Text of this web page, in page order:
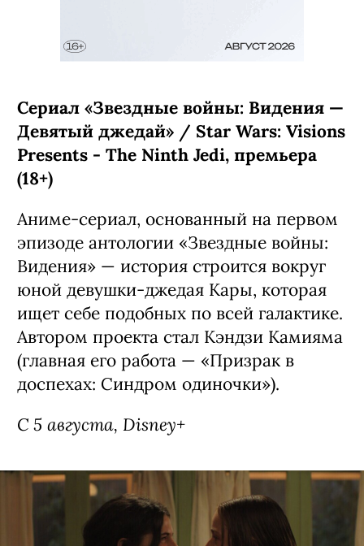
Сериал «Звездные войны: Видения —
Девятый джедай» / Star Wars: Visions
Presents - The Ninth Jedi, премьера
(18+)
Аниме-сериал, основанный на первом
эпизоде антологии «Звездные войны:
Видения» — история строится вокруг
юной девушки-джедая Кары, которая
ищет себе подобных по всей галактике.
Автором проекта стал Кэндзи Камияма
(главная его работа — «Призрак в
доспехах: Синдром одиночки»).
С 5 августа, Disney+